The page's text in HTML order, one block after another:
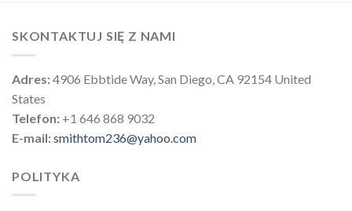
SKONTAKTUJ SIĘ Z NAMI
Adres:4906 Ebbtide Way, San Diego, CA 92154 United
States
Telefon: +1 646 868 9032
E-mail:smithtom236@yahoo.com
POLITYKA